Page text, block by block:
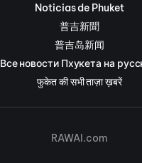
Noticias de Phuket
普吉新聞
普吉岛新闻
Все новости Пхукета на
फुकेत की सभी ताज़ा ख़बरें
RAWAI.com